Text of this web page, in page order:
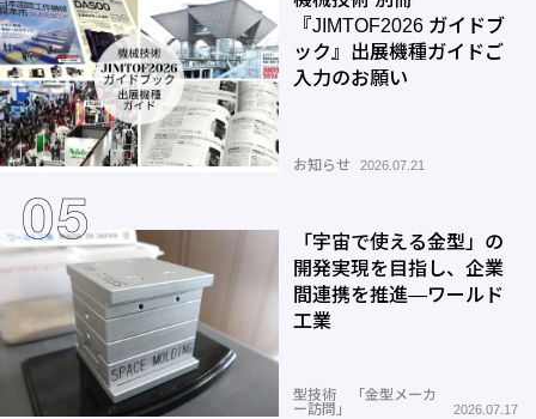
『JIMTOF2026 ガイドブ
ック』出展機種ガイドご
入力のお願い
お知らせ 2026.07.21
「宇宙で使える金型」の
開発実現を目指し、企業
間連携を推進―ワールド
工業
型技術 「金型メーカ
ー訪問」
2026.07.17